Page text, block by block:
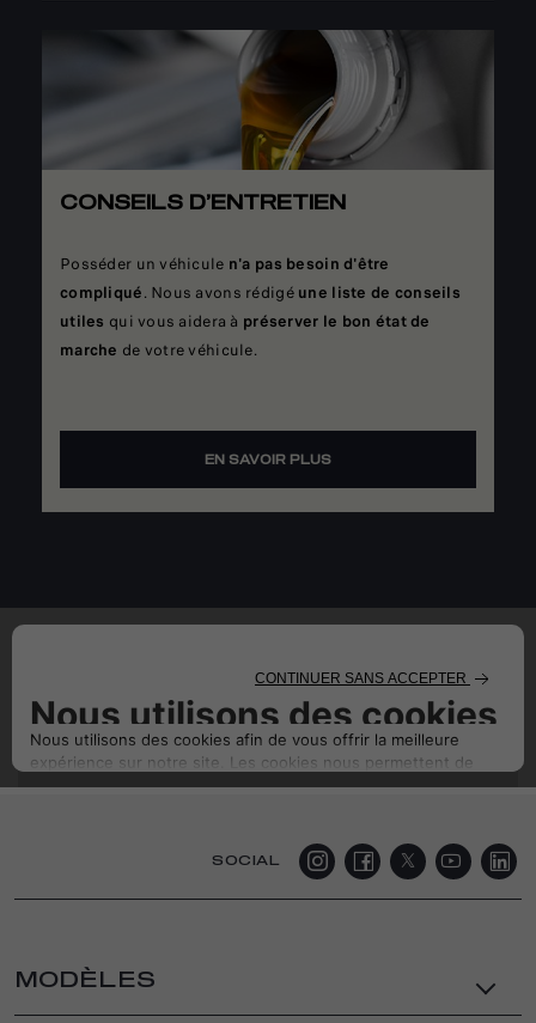
CONSEILS D’ENTRETIEN
Posséder un véhicule n'a pas besoin d'être
compliqué. Nous avons rédigé une liste de conseils
utiles qui vous aidera à préserver le bon état de
marche de votre véhicule.
EN SAVOIR PLUS
SOCIAL
MODÈLES